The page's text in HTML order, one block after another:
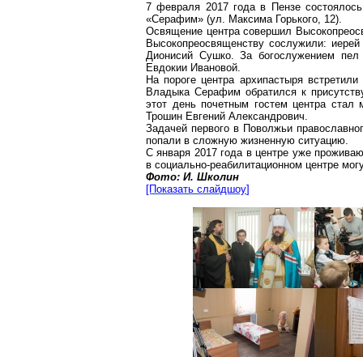
7 февраля 2017 года в Пензе состоялось
«Серафим» (ул. Максима Горького, 12).
Освящение центра совершил
Высокопреосвященству сослужили:
Дионисий Сушко. За богослужением пел
Евдокии Ивановой.
На пороге центра архипастыря
Владыка Серафим обратился к
этот день почетным гостем центра
Трошин Евгений Александрович.
Задачей первого в Поволжьи
попали в сложную жизненную ситуацию.
С января 2017 года в центре уже
в социально-реабилитационном центре
Фото: И. Школин
[Показать слайдшоу]